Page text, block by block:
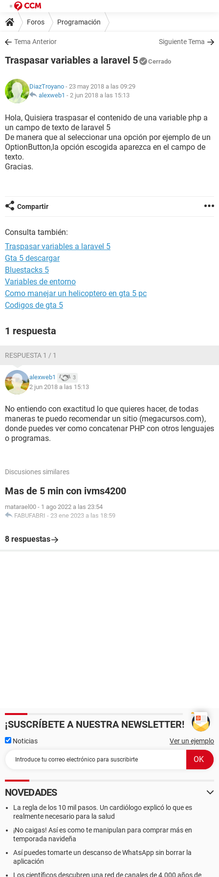
Foros Programación
Tema Anterior Siguiente Tema
Traspasar variables a laravel 5 Cerrado
DiazTroyano - 23 may 2018 a las 09:29
alexweb1 - 2 jun 2018 a las 15:13
Hola, Quisiera traspasar el contenido de una variable php a
un campo de texto de laravel 5
De manera que al seleccionar una opción por ejemplo de un
OptionButton,la opción escogida aparezca en el campo de
texto.
Gracias.
Compartir
Consulta también:
Traspasar variables a laravel 5
Gta 5 descargar
Bluestacks 5
Variables de entorno
Como manejar un helicoptero en gta 5 pc
Codigos de gta 5
1 respuesta
RESPUESTA 1 / 1
alexweb1 3
2 jun 2018 a las 15:13
No entiendo con exactitud lo que quieres hacer, de todas
maneras te puedo recomendar un sitio (megacursos.com),
donde puedes ver como concatenar PHP con otros lenguajes
o programas.
Discusiones similares
Mas de 5 min con ivms4200
matarael00 - 1 ago 2022 a las 23:54
FABUFABRI - 23 ene 2023 a las 18:59
8 respuestas
¡SUSCRÍBETE A NUESTRA NEWSLETTER!
Noticias Ver un ejemplo
NOVEDADES
La regla de los 10 mil pasos. Un cardiólogo explicó lo que es
realmente necesario para la salud
¡No caigas! Así es como te manipulan para comprar más en
temporada navideña
Así puedes tomarte un descanso de WhatsApp sin borrar la
aplicación
Los científicos descubren una red de canales de 4.000 años de